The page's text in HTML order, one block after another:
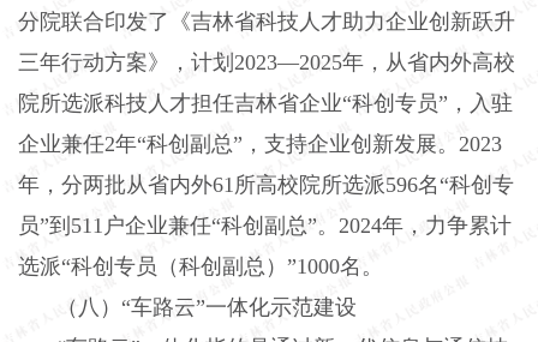
分院联合印发了《吉林省科技人才助力企业创新跃升
三年行动方案》，计划 2023—2025年，从省内外高校
院所选派科技人才担任吉林省企业“科创专员”，入驻
企业兼任2年“科创副总”，支持企业创新发展。 2023
年，分两批从省内外61 所高校院所选派596名“科创专
员”到 511 户企业兼任“科创副总”。 2024年，力争累计
选派“科创专员（科创副总）”1000名。
（八）“车路云”一体化示范建设